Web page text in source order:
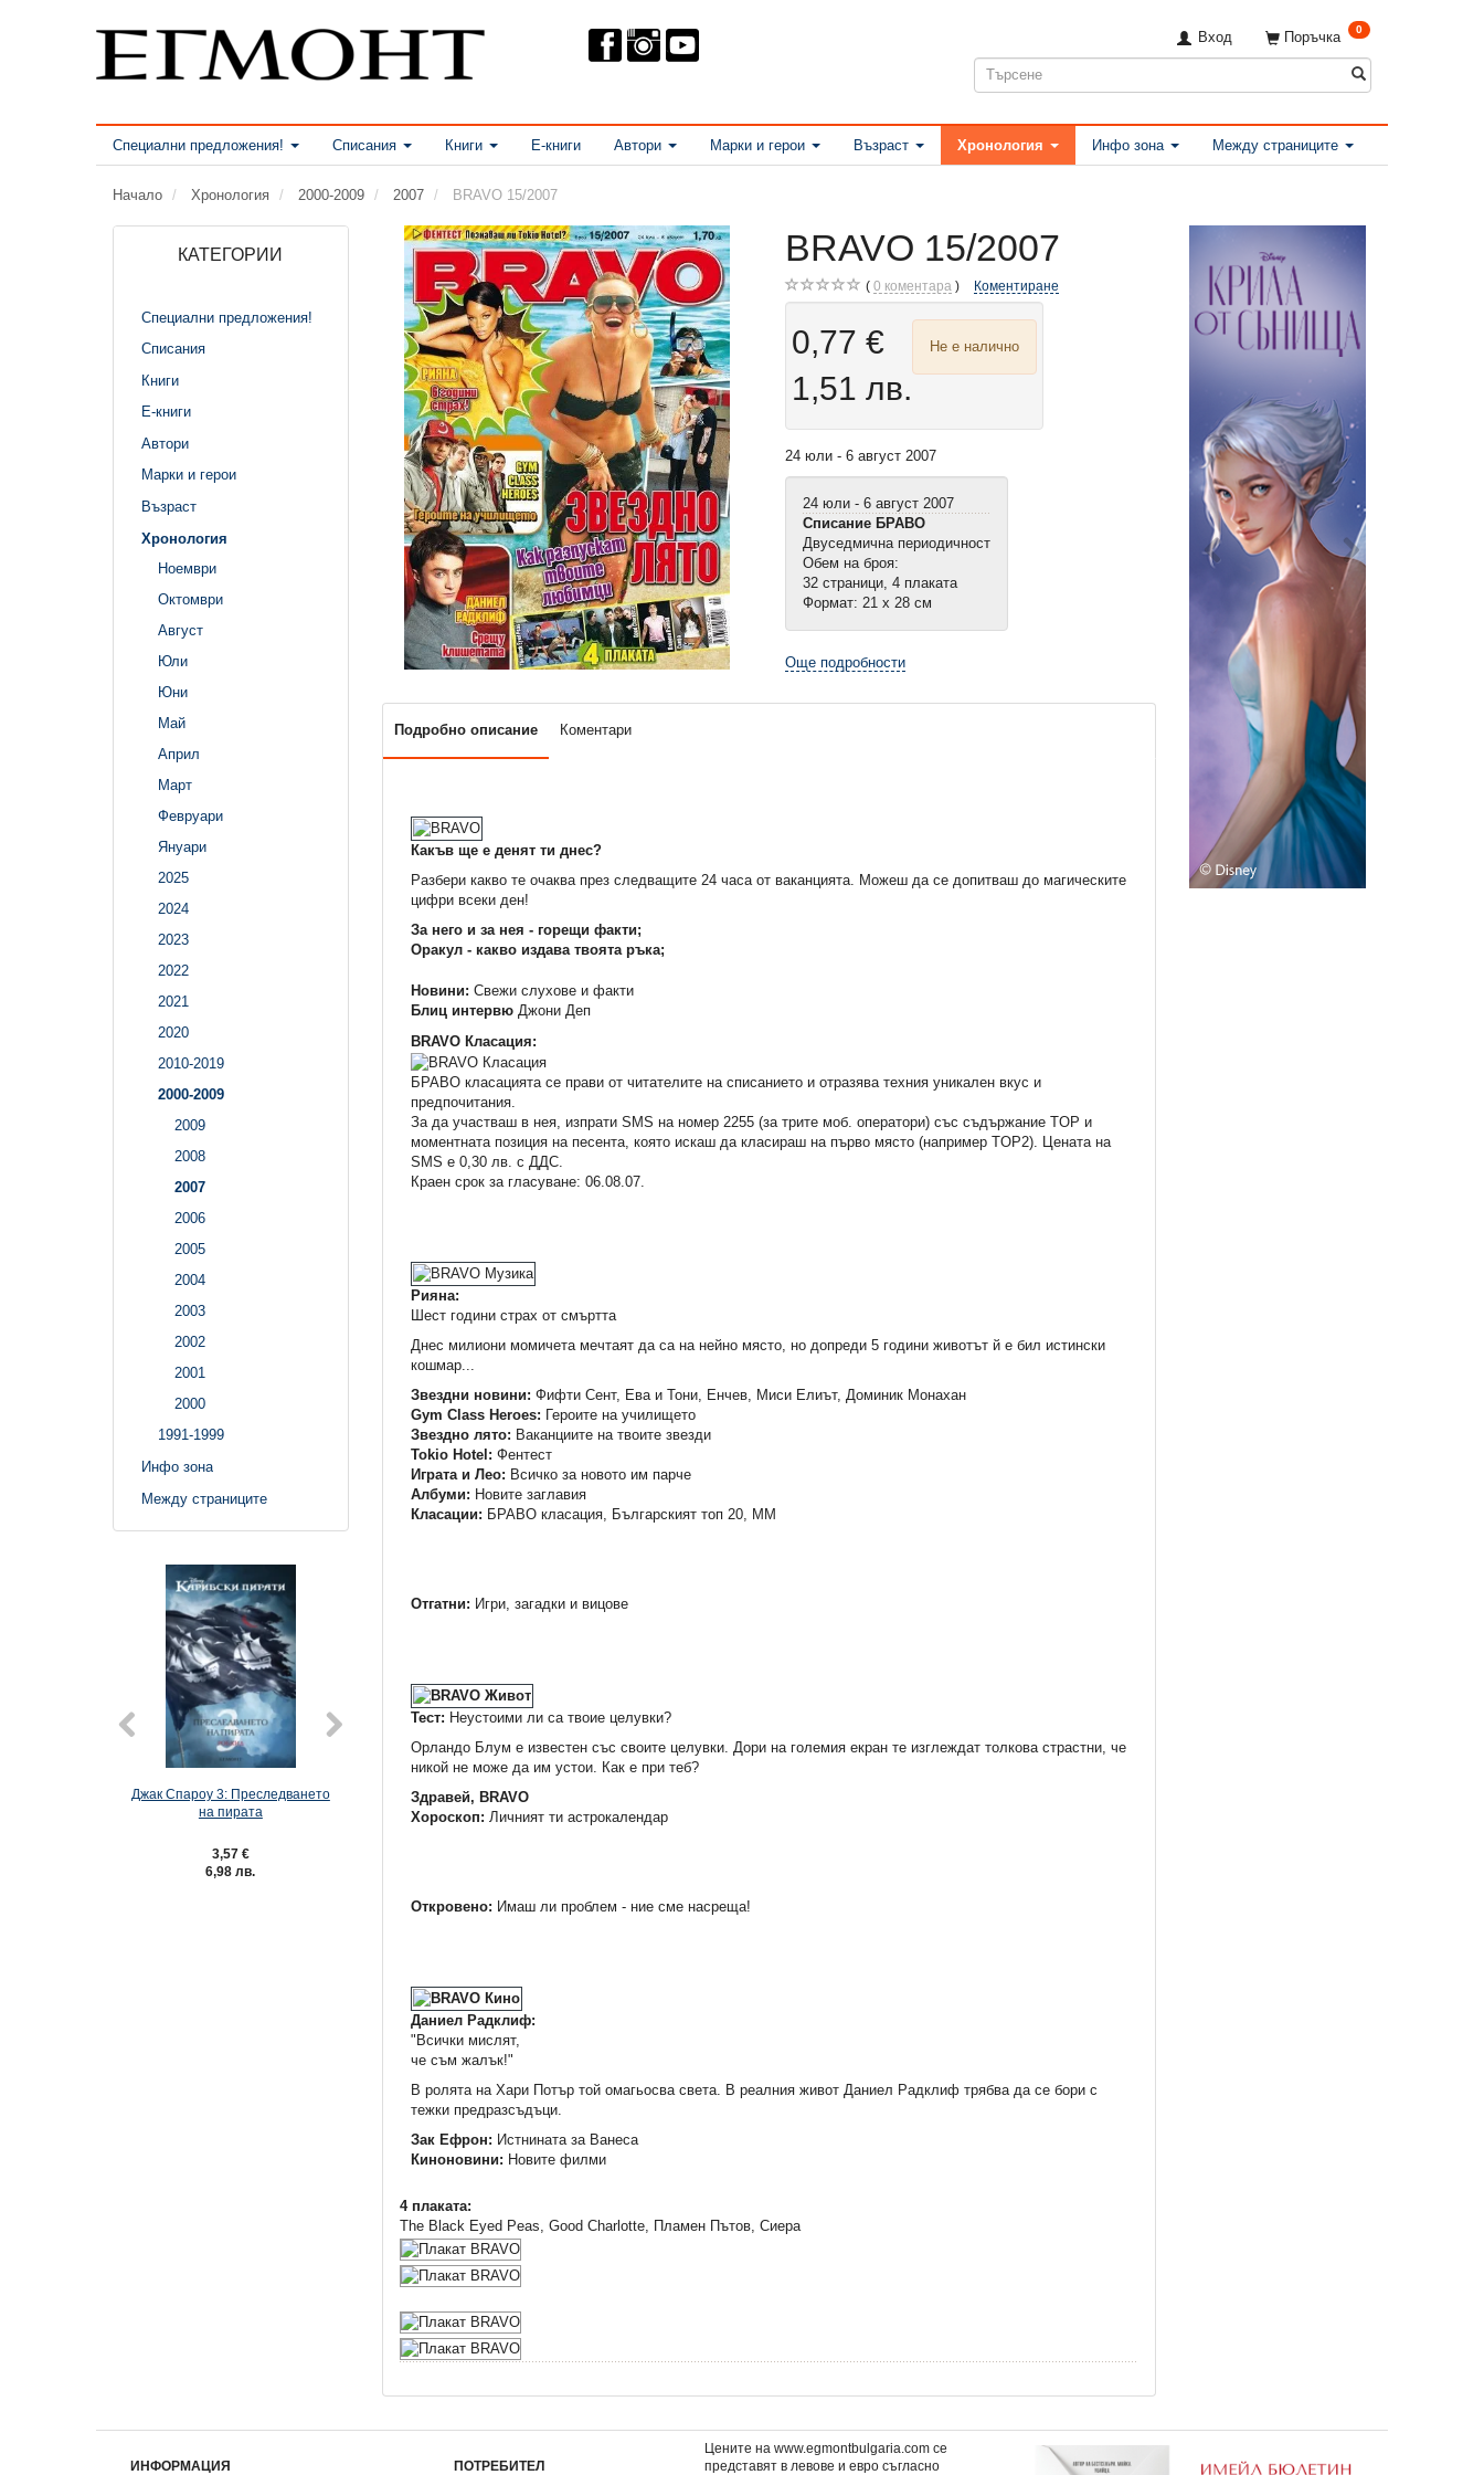
Поръчка 0
Вход
Специални предложения! Списания Книги Е-книги Автори Марки и герои Възраст Хронология Инфо зона Между страниците
Начало Хронология 2000-2009 2007 BRAVO 15/2007
КАТЕГОРИИ
Специални предложения!
Списания
Книги
Е-книги
Автори
Марки и герои
Възраст
Хронология
Ноември
Октомври
Август
Юли
Юни
Май
Април
Март
Февруари
Януари
2025
2024
2023
2022
2021
2020
2010-2019
2000-2009
2009
2008
2007
2006
2005
2004
2003
2002
2001
2000
1991-1999
Инфо зона
Между страниците
Джак Спароу 3: Преследването
на пирата
3,57 €
6,98 лв.
Карибски пирати 2: Сандъкът
на мъртвеца
Проклятието на "Черната
BRAVO 15/2007
0 коментара Коментиране
0,77 €
1,51 лв.
Не е налично
24 юли - 6 август 2007
24 юли - 6 август 2007
Списание БРАВО
Двуседмична периодичност
Обем на броя:
32 страници, 4 плаката
Формат: 21 х 28 см
Още подробности
Подробно описание Коментари
Какъв ще е денят ти днес?
Разбери какво те очаква през следващите 24 часа от ваканцията. Можеш да се допитваш до магическите
цифри всеки ден!
За него и за нея - горещи факти;
Оракул - какво издава твоята ръка;
Новини: Свежи слухове и факти
Блиц интервю Джони Деп
BRAVO Класация:
БРАВО класацията се прави от читателите на списанието и отразява техния уникален вкус и
предпочитания.
За да участваш в нея, изпрати SMS на номер 2255 (за трите моб. оператори) със съдържание TOP и
моментната позиция на песента, която искаш да класираш на първо място (например TOP2). Цената на
SMS e 0,30 лв. с ДДС.
Краен срок за гласуване: 06.08.07.
Рияна:
Шест години страх от смъртта
Днес милиони момичета мечтаят да са на нейно място, но допреди 5 години животът й е бил истински
кошмар...
Звездни новини: Фифти Сент, Ева и Тони, Енчев, Миси Елиът, Доминик Монахан
Gym Class Heroes: Героите на училището
Звездно лято: Ваканциите на твоите звезди
Tokio Hotel: Фентест
Играта и Лео: Всичко за новото им парче
Албуми: Новите заглавия
Класации: БРАВО класация, Българският топ 20, MМ
Отгатни: Игри, загадки и вицове
Тест: Неустоими ли са твоие целувки?
Орландо Блум е известен със своите целувки. Дори на големия екран те изглеждат толкова страстни, че
никой не може да им устои. Как е при теб?
Здравей, BRAVO
Хороскоп: Личният ти астрокалендар
Откровено: Имаш ли проблем - ние сме насреща!
Даниел Радклиф:
"Всички мислят,
че съм жалък!"
В ролята на Хари Потър той омагьосва света. В реалния живот Даниел Радклиф трябва да се бори с
тежки предразсъдъци.
Зак Ефрон: Истнината за Ванеса
Киноновини: Новите филми
4 плаката:
The Black Eyed Peas, Good Charlotte, Пламен Пътов, Сиера
ИНФОРМАЦИЯ ПОТРЕБИТЕЛ
Цените на www.egmontbulgaria.com се
представят в левове и евро съгласно